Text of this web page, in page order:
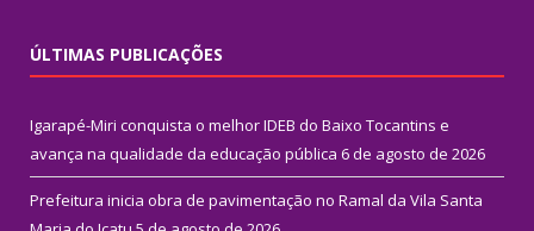
ÚLTIMAS PUBLICAÇÕES
Igarapé-Miri conquista o melhor IDEB do Baixo Tocantins e
avança na qualidade da educação pública 6 de agosto de 2026
Prefeitura inicia obra de pavimentação no Ramal da Vila Santa